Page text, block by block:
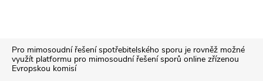
ZPro mimosoudní řešení spotřebitelského sporu je rovněž možné
využít platformu pro mimosoudní řešení sporů online zřízenou
Evropskou komisí